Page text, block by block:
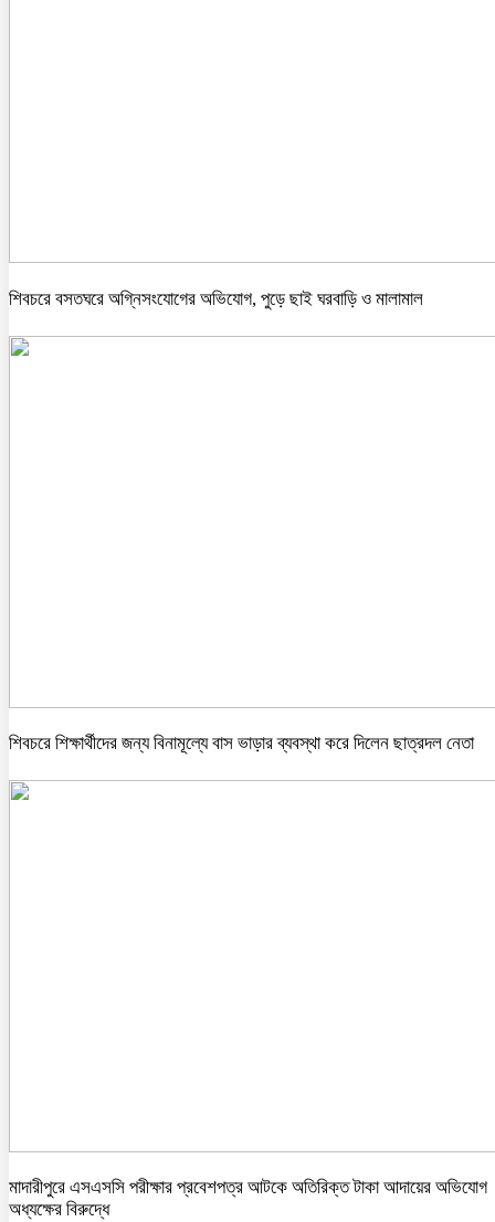
শিবচরে বসতঘরে অগ্নিসংযোগের অভিযোগ, পুড়ে ছাই ঘরবাড়ি ও মালামাল
শিবচরে শিক্ষার্থীদের জন্য বিনামূল্যে বাস ভাড়ার ব্যবস্থা করে দিলেন ছাত্রদল নেতা
মাদারীপুরে এসএসসি পরীক্ষার প্রবেশপত্র আটকে অতিরিক্ত টাকা আদায়ের অভিযোগ
অধ্যক্ষের বিরুদ্ধে